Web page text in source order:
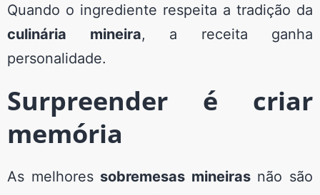
Quando o ingrediente respeita a tradição da
culinária mineira, a receita ganha
personalidade.
Surpreender é criar
memória
As melhores sobremesas mineirasnão são